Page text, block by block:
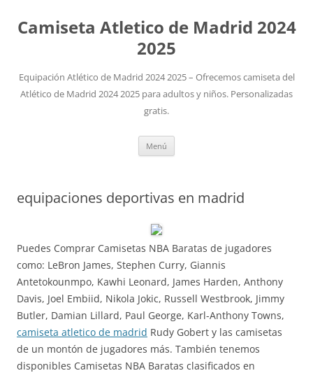
Camiseta Atletico de Madrid 2024
2025
Equipación Atlético de Madrid 2024 2025 – Ofrecemos camiseta del
Atlético de Madrid 2024 2025 para adultos y niños. Personalizadas
gratis.
Menú
equipaciones deportivas en madrid
Puedes Comprar Camisetas NBA Baratas de jugadores
como: LeBron James, Stephen Curry, Giannis
Antetokounmpo, Kawhi Leonard, James Harden, Anthony
Davis, Joel Embiid, Nikola Jokic, Russell Westbrook, Jimmy
Butler, Damian Lillard, Paul George, Karl-Anthony Towns,
camiseta atletico de madrid Rudy Gobert y las camisetas
de un montón de jugadores más. También tenemos
disponibles Camisetas NBA Baratas clasificados en